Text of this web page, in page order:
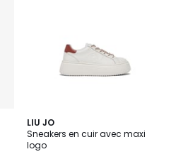
LIU JO
Sneakers en cuir avec maxi
logo